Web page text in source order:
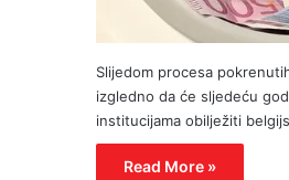
Slijedom procesa
izgledno da će sljedeću
institucijama obilježiti
Read More »